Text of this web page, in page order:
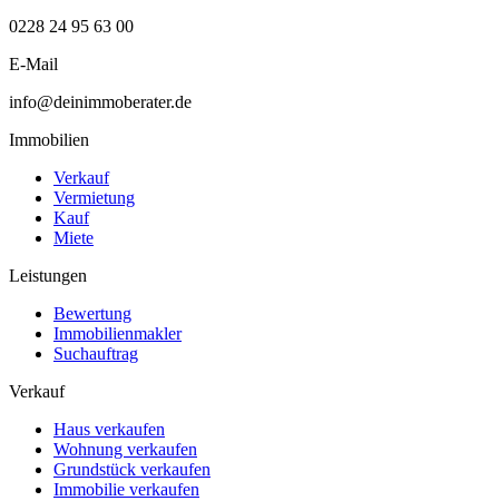
0228 24 95 63 00
E-Mail
info@deinimmoberater.de
Immobilien
Verkauf
Vermietung
Kauf
Miete
Leistungen
Bewertung
Immobilienmakler
Suchauftrag
Verkauf
Haus verkaufen
Wohnung verkaufen
Grundstück verkaufen
Immobilie verkaufen